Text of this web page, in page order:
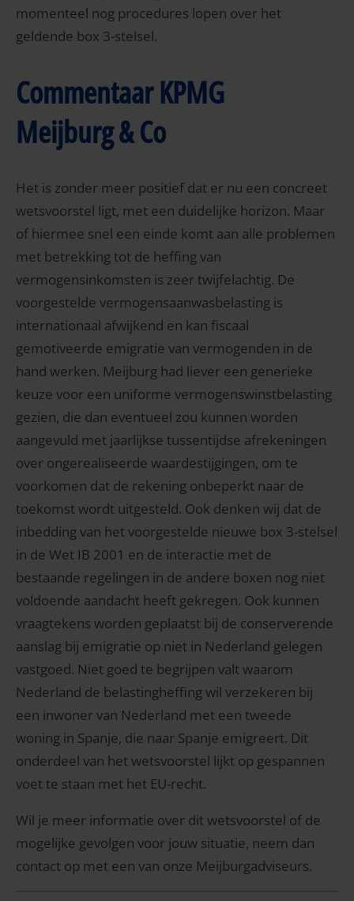
momenteel nog procedures lopen over het
geldende box 3-stelsel.
Commentaar KPMG
Meijburg & Co
Het is zonder meer positief dat er nu een concreet
wetsvoorstel ligt, met een duidelijke horizon. Maar
of hiermee snel een einde komt aan alle problemen
met betrekking tot de heffing van
vermogensinkomsten is zeer twijfelachtig. De
voorgestelde vermogensaanwasbelasting is
internationaal afwijkend en kan fiscaal
gemotiveerde emigratie van vermogenden in de
hand werken. Meijburg had liever een generieke
keuze voor een uniforme vermogenswinstbelasting
gezien, die dan eventueel zou kunnen worden
aangevuld met jaarlijkse tussentijdse afrekeningen
over ongerealiseerde waardestijgingen, om te
voorkomen dat de rekening onbeperkt naar de
toekomst wordt uitgesteld. Ook denken wij dat de
inbedding van het voorgestelde nieuwe box 3-stelsel
in de Wet IB 2001 en de interactie met de
bestaande regelingen in de andere boxen nog niet
voldoende aandacht heeft gekregen. Ook kunnen
vraagtekens worden geplaatst bij de conserverende
aanslag bij emigratie op niet in Nederland gelegen
vastgoed. Niet goed te begrijpen valt waarom
Nederland de belastingheffing wil verzekeren bij
een inwoner van Nederland met een tweede
woning in Spanje, die naar Spanje emigreert. Dit
onderdeel van het wetsvoorstel lijkt op gespannen
voet te staan met het EU-recht.
Wil je meer informatie over dit wetsvoorstel of de
mogelijke gevolgen voor jouw situatie, neem dan
contact op met een van onze Meijburgadviseurs.